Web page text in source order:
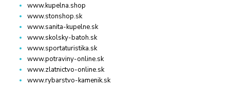
www.kupelna.shop
www.stonshop.sk
www.sanita-kupelne.sk
www.skolsky-batoh.sk
www.sportaturistika.sk
www.potraviny-online.sk
www.zlatnictvo-online.sk
www.rybarstvo-kamenik.sk